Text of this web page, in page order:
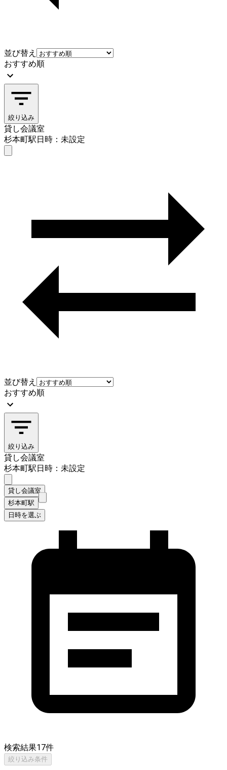
並び替え
おすすめ順
絞り込み
貸し会議室
杉本町駅日時：未設定
並び替え
おすすめ順
絞り込み
貸し会議室
杉本町駅日時：未設定
貸し会議室
杉本町駅
日時を選ぶ
検索結果17件
絞り込み条件